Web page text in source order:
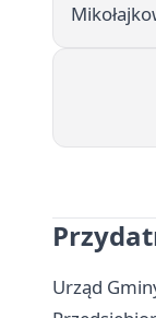
Urząd